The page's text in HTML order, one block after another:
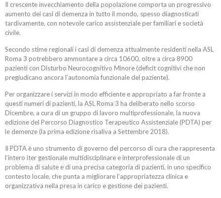
Il crescente invecchiamento della popolazione comporta un progressivo
aumento dei casi di demenza in tutto il mondo, spesso diagnosticati
tardivamente, con notevole carico assistenziale per familiari e società
civile.
Secondo stime regionali i casi di demenza attualmente residenti nella ASL
Roma 3 potrebbero ammontare a circa 10600, oltre a circa 8900
pazienti con Disturbo Neurocognitivo Minore (deficit cognitivi che non
pregiudicano ancora l’autonomia funzionale del paziente).
Per organizzare i servizi in modo efficiente e appropriato a far fronte a
questi numeri di pazienti, la ASL Roma 3 ha deliberato nello scorso
Dicembre, a cura di un gruppo di lavoro multiprofessionale, la nuova
edizione del Percorso Diagnostico Terapeutico Assistenziale (PDTA) per
le demenze (la prima edizione risaliva a Settembre 2018).
Il PDTA è uno strumento di governo del percorso di cura che rappresenta
l’intero iter gestionale multidisciplinare e interprofessionale di un
problema di salute e di una precisa categoria di pazienti, in uno specifico
contesto locale, che punta a migliorare l’appropriatezza clinica e
organizzativa nella presa in carico e gestione dei pazienti.